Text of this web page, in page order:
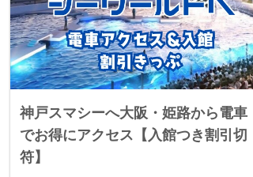
神戸スマシーへ大阪・姫路から電車
でお得にアクセス【入館つき割引切
符】